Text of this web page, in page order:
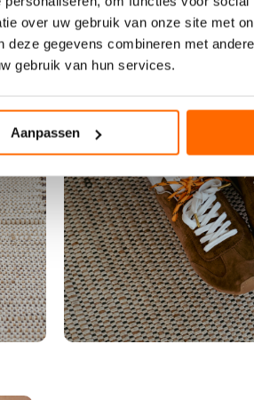
over uw gebruik van onze site met
gegevens combineren met
gebruik van hun services.
Aanpassen